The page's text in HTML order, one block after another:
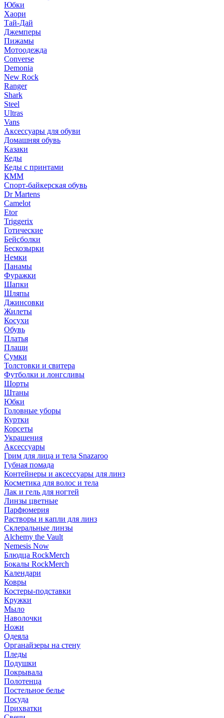
Юбки
Хаори
Тай-Дай
Джемперы
Пижамы
Мотоодежда
Converse
Demonia
New Rock
Ranger
Shark
Steel
Ultras
Vans
Аксессуары для обуви
Домашняя обувь
Казаки
Кеды
Кеды с принтами
КММ
Спорт-байкерская обувь
Dr Martens
Camelot
Etor
Triggerix
Готические
Бейсболки
Бескозырки
Немки
Панамы
Фуражки
Шапки
Шляпы
Джинсовки
Жилеты
Косухи
Обувь
Платья
Плащи
Сумки
Толстовки и свитера
Футболки и лонгсливы
Шорты
Штаны
Юбки
Головные уборы
Куртки
Корсеты
Украшения
Аксессуары
Грим для лица и тела Snazaroo
Губная помада
Контейнеры и аксессуары для линз
Косметика для волос и тела
Лак и гель для ногтей
Линзы цветные
Парфюмерия
Растворы и капли для линз
Склеральные линзы
Alchemy the Vault
Nemesis Now
Блюдца RockMerch
Бокалы RockMerch
Календари
Ковры
Костеры-подставки
Кружки
Мыло
Наволочки
Ножи
Одеяла
Органайзеры на стену
Пледы
Подушки
Покрывала
Полотенца
Постельное белье
Посуда
Прихватки